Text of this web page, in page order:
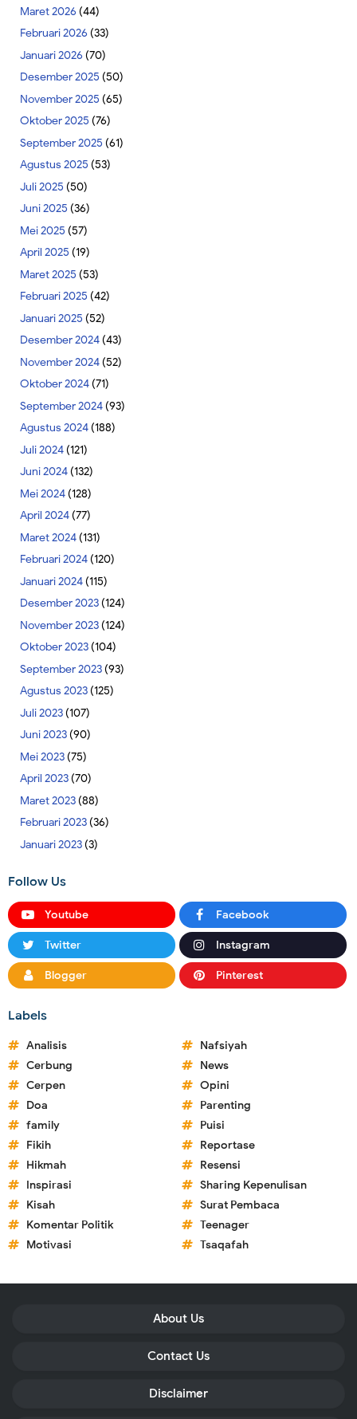
Maret 2026 (44)
Februari 2026 (33)
Januari 2026 (70)
Desember 2025 (50)
November 2025 (65)
Oktober 2025 (76)
September 2025 (61)
Agustus 2025 (53)
Juli 2025 (50)
Juni 2025 (36)
Mei 2025 (57)
April 2025 (19)
Maret 2025 (53)
Februari 2025 (42)
Januari 2025 (52)
Desember 2024(43)
November 2024(52)
Oktober 2024(71)
September 2024(93)
Agustus 2024(188)
Juli 2024(121)
Juni 2024(132)
Mei 2024(128)
April 2024(77)
Maret 2024(131)
Februari 2024(120)
Januari 2024(115)
Desember 2023(124)
November 2023(124)
Oktober 2023(104)
September 2023(93)
Agustus 2023(125)
Juli 2023(107)
Juni 2023(90)
Mei 2023(75)
April 2023(70)
Maret 2023(88)
Februari 2023(36)
Januari 2023(3)
Follow Us
Youtube Facebook
Twitter Instagram
Blogger Pinterest
Labels
Analisis
Cerbung
Cerpen
Doa
family
Fikih
Hikmah
Inspirasi
Kisah
Komentar Politik
Motivasi
Nafsiyah
News
Opini
Parenting
Puisi
Reportase
Resensi
Sharing Kepenulisan
Surat Pembaca
Teenager
Tsaqafah
About Us
Contact Us
Disclaimer